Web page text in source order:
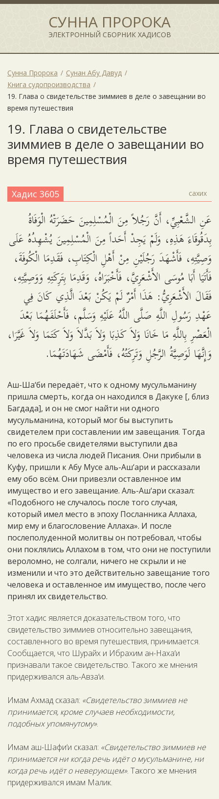
СУННА ПРОРОКА
ЭЛЕКТРОННЫЙ СБОРНИК ХАДИСОВ
Сунна Пророка
Сунан Абу Давуд
Книга судопроизводства
19. Глава о свидетельстве зиммиев в деле о завещании во
время путешествия
19. Глава о свидетельстве
зиммиев в деле о завещании во
время путешествия
Хадис 3605 сахих
عَنِ الشَّعْبِيِّ، أَنَّ رَجُلاً مِنَ الْمُسْلِمِينَ حَضَرَتْهُ الْوَفَاةُ
بِدَقُوقَاءَ هَذِهِ، وَلَمْ يَجِدْ أَحَداً مِنَ الْمُسْلِمِينَ يُشْهِدُهُ عَلَى
وَصِيَّتِهِ، فَأَشْهَدَ رَجُلَيْنِ مِنْ أَهْلِ الْكِتَابِ، فَقَدِمَا الْكُوفَةَ،
فَأَتَيَا أَبَا مُوسَى الأَشْعَرِيَّ، فَأَخْبَرَاهُ، وَقَدِمَا بِتَرِكَتِهِ وَوَصِيَّتِهِ،
فَقَالَ الأَشْعَرِيُّ: هَذَا أَمْرٌ لَمْ يَكُنْ بَعْدَ الَّذِي كَانَ فِي
عَهْدِ رَسُولِ اللَّهِ صَلَّى اللَّهُ عَلَيْهِ وَسَلَّم، فَأَحْلَفَهُمَا بَعْدَ
الْعَصْرِ بِاللَّهِ مَا خَانَا وَلاَ كَذِبَا وَلاَ بَدَّلاَ وَلاَ كَتَمَا وَلاَ غَيَّرَا،
وَإِنَّهَا لَوَصِيَّةُ الرَّجُلِ وَتَرِكَتُهُ، فَأَمْضَى شَهَادَتَهُمَا.
Аш-Ша‘би передаёт, что к одному мусульманину
пришла смерть, когда он находился в Дакуке [, близ
Багдада], и он не смог найти ни одного
мусульманина, который мог бы выступить
свидетелем при составлении им завещания. Тогда
по его просьбе свидетелями выступили два
человека из числа людей Писания. Они прибыли в
Куфу, пришли к Абу Мусе аль-Аш‘ари и рассказали
ему обо всём. Они привезли оставленное им
имущество и его завещание. Аль-Аш‘ари сказал:
«Подобного не случалось после того случая,
который имел место в эпоху Посланника Аллаха,
мир ему и благословение Аллаха». И после
послеполуденной молитвы он потребовал, чтобы
они поклялись Аллахом в том, что они не поступили
вероломно, не солгали, ничего не скрыли и не
изменили и что это действительно завещание того
человека и оставленное им имущество, после чего
принял их свидетельство.
Этот хадис является доказательством того, что
свидетельство зиммиев относительно завещания,
составленного во время путешествия, принимается.
Сообщается, что Шурайх и Ибрахим ан-Наха‘и
признавали такое свидетельство. Такого же мнения
придерживался аль-Авза‘и.
Имам Ахмад сказал: «Свидетельство зиммиев не
принимается, кроме случаев необходимости,
подобных упомянутому».
Имам аш-Шафи‘и сказал: «Свидетельство зиммиев не
принимается ни когда речь идёт о мусульманине, ни
когда речь идёт о неверующем». Такого же мнения
придерживался имам Малик.